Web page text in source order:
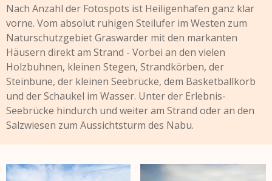
Nach Anzahl der Fotospots ist Heiligenhafen ganz klar
vorne. Vom absolut ruhigen Steilufer im Westen zum
Naturschutzgebiet Graswarder mit den markanten
Häusern direkt am Strand - Vorbei an den vielen
Holzbuhnen, kleinen Stegen, Strandkörben, der
Steinbune, der kleinen Seebrücke, dem Basketballkorb
und der Schaukel im Wasser. Unter der Erlebnis-
Seebrücke hindurch und weiter am Strand oder an den
Salzwiesen zum Aussichtsturm des Nabu.